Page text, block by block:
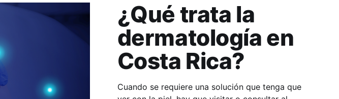
¿Qué trata la
dermatología en
Costa Rica?
Cuando se requiere una solución que tenga que